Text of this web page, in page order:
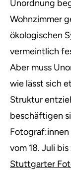
Unordnung
Wohnzimmer
ökologischen
vermeintlich
Aber muss
wie lässt sich
Struktur
beschäftigen
Fotograf:innen
vom 18. Juli
Stuttgarter